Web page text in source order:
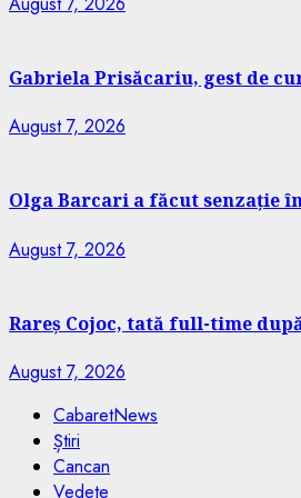
Gabriela Prisăcariu, gest de
August 7, 2026
Olga Barcari a făcut senzație
August 7, 2026
Rareș Cojoc, tată full-time
August 7, 2026
CabaretNews
Știri
Cancan
Vedete